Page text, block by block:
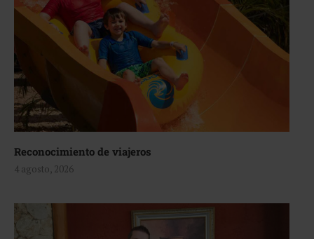
Reconocimiento de viajeros
4 agosto, 2026